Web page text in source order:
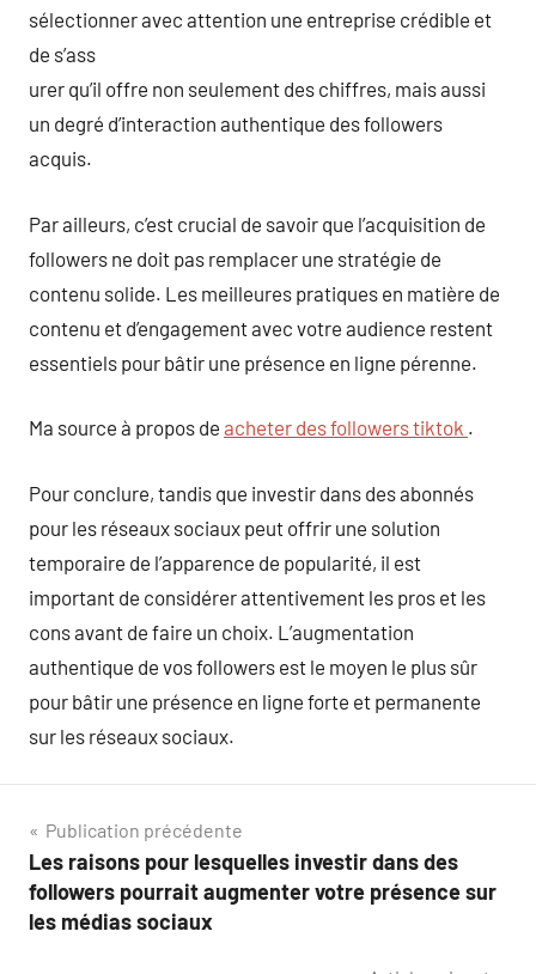
sélectionner avec attention une entreprise crédible et
de s’ass
urer qu’il offre non seulement des chiffres, mais aussi
un degré d’interaction authentique des followers
acquis.
Par ailleurs, c’est crucial de savoir que l’acquisition de
followers ne doit pas remplacer une stratégie de
contenu solide. Les meilleures pratiques en matière de
contenu et d’engagement avec votre audience restent
essentiels pour bâtir une présence en ligne pérenne.
Ma source à propos de acheter des followers tiktok .
Pour conclure, tandis que investir dans des abonnés
pour les réseaux sociaux peut offrir une solution
temporaire de l’apparence de popularité, il est
important de considérer attentivement les pros et les
cons avant de faire un choix. L’augmentation
authentique de vos followers est le moyen le plus sûr
pour bâtir une présence en ligne forte et permanente
sur les réseaux sociaux.
Navigation
de
l’article
Publication précédente
Les raisons pour lesquelles investir dans des
followers pourrait augmenter votre présence sur
les médias sociaux